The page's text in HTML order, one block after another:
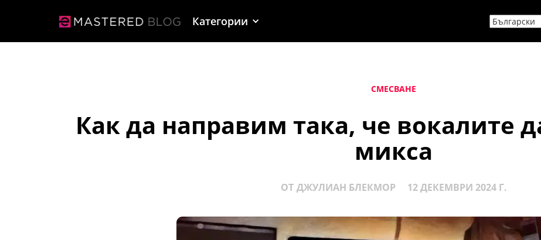
Категории
СМЕСВАНЕ
Как да направим така, че вокалите
микса
ОТ ДЖУЛИАН БЛЕКМОР 12 ДЕКЕМВРИ 2024 Г.